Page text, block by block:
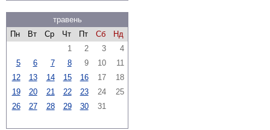
травень
Пн
Вт Ср Чт Пт Сб
Нд
1
2 3
4
5
6 7 8 9 10
11
12
13 14 15 16 17
18
19
20 21 22 23 24
25
26
27 28 29 30 31